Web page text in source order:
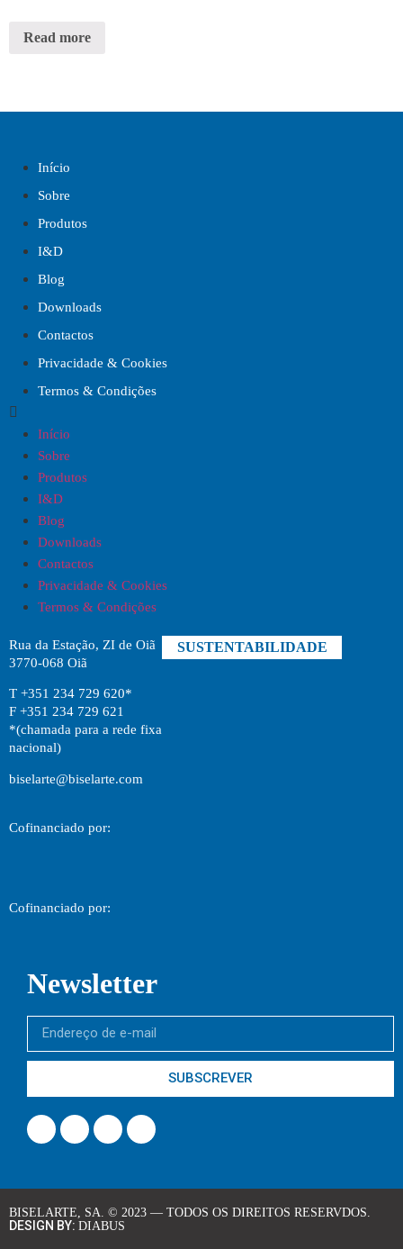
Read more
Início
Sobre
Produtos
I&D
Blog
Downloads
Contactos
Privacidade & Cookies
Termos & Condições
Início
Sobre
Produtos
I&D
Blog
Downloads
Contactos
Privacidade & Cookies
Termos & Condições
Rua da Estação, ZI de Oiã
3770-068 Oiã
T +351 234 729 620*
F +351 234 729 621
*(chamada para a rede fixa
nacional)
biselarte@biselarte.com
SUSTENTABILIDADE
Cofinanciado por:
Cofinanciado por:
Newsletter
SUBSCREVER
BISELARTE, SA. © 2023 — TODOS OS DIREITOS RESERVDOS.
DESIGN BY: DIABUS